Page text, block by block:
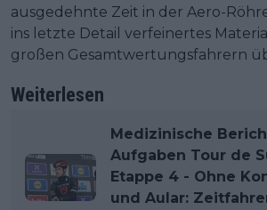
ausgedehnte Zeit in der Aero-
ins letzte Detail verfeinertes
großen Gesamtwertungsfahrern
Weiterlesen
Medizinische
Aufgaben Tour de
Etappe 4 - Ohne
und Aular: